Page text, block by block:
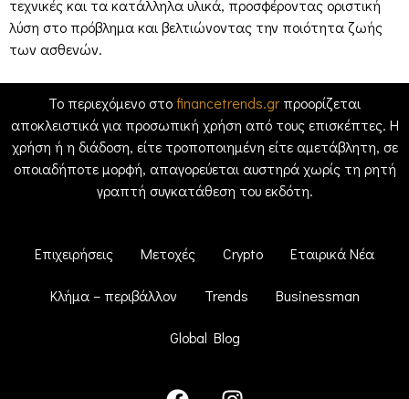
τεχνικές και τα κατάλληλα υλικά, προσφέροντας οριστική
λύση στο πρόβλημα και βελτιώνοντας την ποιότητα ζωής
των ασθενών.
Το περιεχόμενο στο financetrends.grπροορίζεται
αποκλειστικά για προσωπική χρήση από τους επισκέπτες. Η
χρήση ή η διάδοση, είτε τροποποιημένη είτε αμετάβλητη, σε
οποιαδήποτε μορφή, απαγορεύεται αυστηρά χωρίς τη ρητή
γραπτή συγκατάθεση του εκδότη.
Επιχειρήσεις Μετοχές Crypto Εταιρικά Νέα
Κλήμα – περιβάλλον Trends Businessman
Global Blog